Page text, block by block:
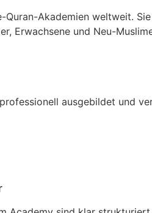
Quran-Akademien weltweit.
Erwachsene und Neu-
ausgebildet und